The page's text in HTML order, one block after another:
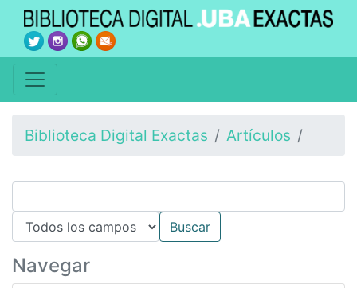
Biblioteca Digital Exactas Artículos
Navegar